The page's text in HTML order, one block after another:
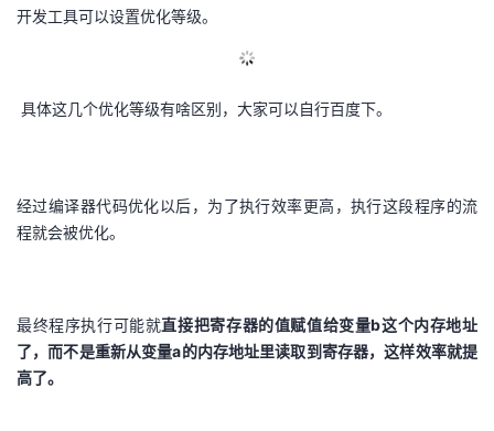
开发工具可以设置优化等级。
具体这几个优化等级有啥区别，大家可以自行百度下。
经过编译器代码优化以后，为了执行效率更高，执行这段程序的流
程就会被优化。
最终程序执行可能就直接把寄存器的值赋值给变量b这个内存地址
了，而不是重新从变量a的内存地址里读取到寄存器，这样效率就提
高了。